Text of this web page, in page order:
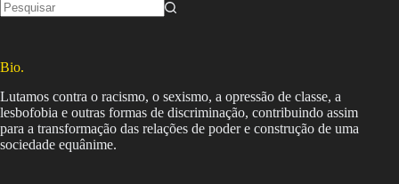
Bio.
Lutamos contra o racismo, o sexismo, a opressão de classe, a
lesbofobia e outras formas de discriminação, contribuindo assim
para a transformação das relações de poder e construção de uma
sociedade equânime.